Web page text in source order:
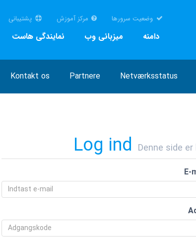
نمایندگی هاست میزبانی وب دامنه
پشتیبانی مرکز آموزش وضعیت سرورها
Netværksstatus
Partnere
Kontakt os
Log ind Denne side
E-